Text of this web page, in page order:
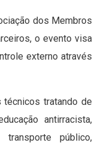
dos Membros
o evento visa
externo através
tratando de
antirracista,
transporte público,